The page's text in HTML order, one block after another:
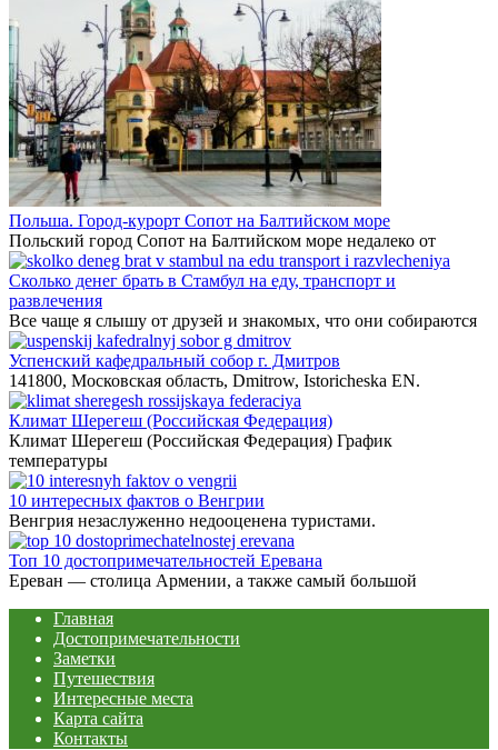
Польша. Город-курорт Сопот на Балтийском море
Польский город Сопот на Балтийском море недалеко от
Сколько денег брать в Стамбул на еду, транспорт и
развлечения
Все чаще я слышу от друзей и знакомых, что они собираются
Успенский кафедральный собор г. Дмитров
141800, Московская область, Dmitrow, Istoricheska EN.
Климат Шерегеш (Российская Федерация)
Климат Шерегеш (Российская Федерация) График
температуры
10 интересных фактов о Венгрии
Венгрия незаслуженно недооценена туристами.
Топ 10 достопримечательностей Еревана
Ереван — столица Армении, а также самый большой
Главная
Достопримечательности
Заметки
Путешествия
Интересные места
Карта сайта
Контакты